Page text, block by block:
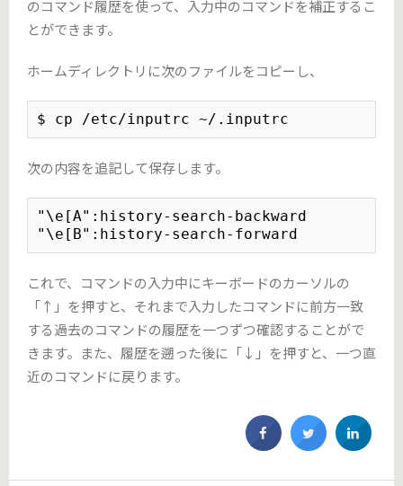
のコマンド履歴を使って、入力中のコマンドを補正するこ
とができます。
ホームディレクトリに次のファイルをコピーし、
$ cp /etc/inputrc ~/.inputrc
次の内容を追記して保存します。
"\e[A":history-search-backward
"\e[B":history-search-forward
これで、コマンドの入力中にキーボードのカーソルの
「↑」を押すと、それまで入力したコマンドに前方一致
する過去のコマンドの履歴を一つずつ確認することがで
きます。また、履歴を遡った後に「↓」を押すと、一つ直
近のコマンドに戻ります。